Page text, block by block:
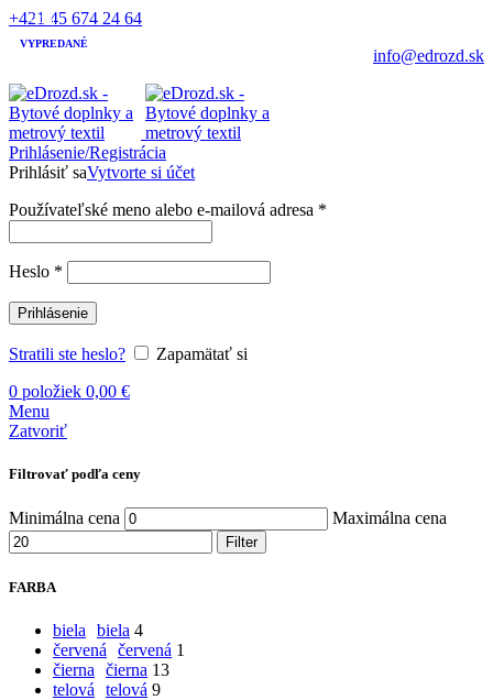
+421 45 674 24 64
info@edrozd.sk
Prihlásenie/Registrácia
Prihlásiť saVytvorte si účet
Používateľské meno alebo e-mailová adresa *
Heslo *
Prihlásenie
Stratili ste heslo?
Zapamätať si
0 položiek 0,00 €
Menu
Zatvoriť
Filtrovať podľa ceny
Minimálna cena Maximálna cena
Filter
FARBA
biela biela 4
červená
červená 1
čierna
čierna 13
telová
telová 9
-1%
-9%
-20%
VYPREDANÉ